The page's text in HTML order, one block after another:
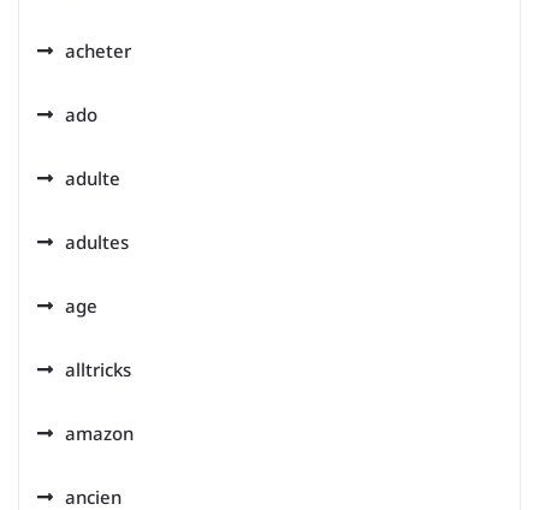
acheter
ado
adulte
adultes
age
alltricks
amazon
ancien